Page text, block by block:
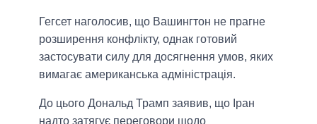
Гегсет наголосив, що Вашингтон не прагне
розширення конфлікту, однак готовий
застосувати силу для досягнення умов, яких
вимагає американська адміністрація.
До цього Дональд Трамп заявив, що Іран
надто затягує переговори щодо